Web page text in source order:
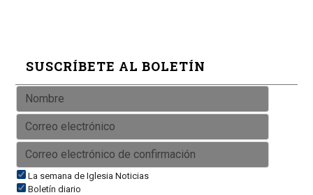
SUSCRÍBETE AL BOLETÍN
La semana de Iglesia Noticias
Boletín diario